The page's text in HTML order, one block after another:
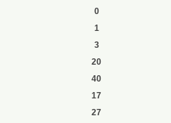
0
1
3
20
40
17
27